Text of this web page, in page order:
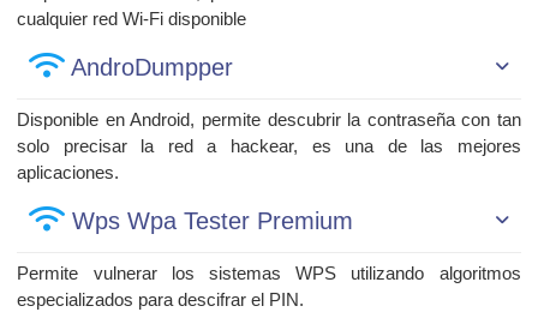
cualquier red Wi-Fi disponible
AndroDumpper
Disponible en Android, permite descubrir la contraseña con tan
solo precisar la red a hackear, es una de las mejores
aplicaciones.
Wps Wpa Tester Premium
Permite vulnerar los sistemas WPS utilizando algoritmos
especializados para descifrar el PIN.